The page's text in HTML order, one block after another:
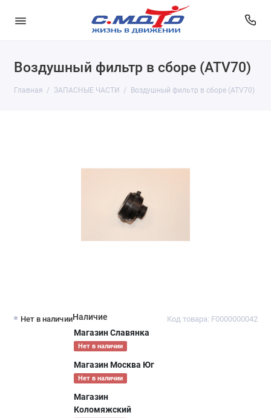
Воздушный фильтр в сборе (ATV70)
Главная ЗАПАСНЫЕ ЧАСТИ Воздушный фильтр в сборе (ATV70)
Нет в наличии Код товара: F0000000042
Наличие
Магазин Славянка
Нет в наличии
Магазин Москва Юг
Нет в наличии
Магазин
Коломяжский